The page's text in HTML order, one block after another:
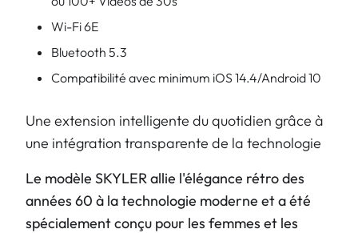
Wi-Fi 6E
Bluetooth 5.3
Compatibilité avec minimum iOS 14.4/Android 10
Une extension intelligente du quotidien grâce à
une intégration transparente de la technologie
Le modèle SKYLER allie l'élégance rétro des
années 60 à la technologie moderne et a été
spécialement conçu pour les femmes et les